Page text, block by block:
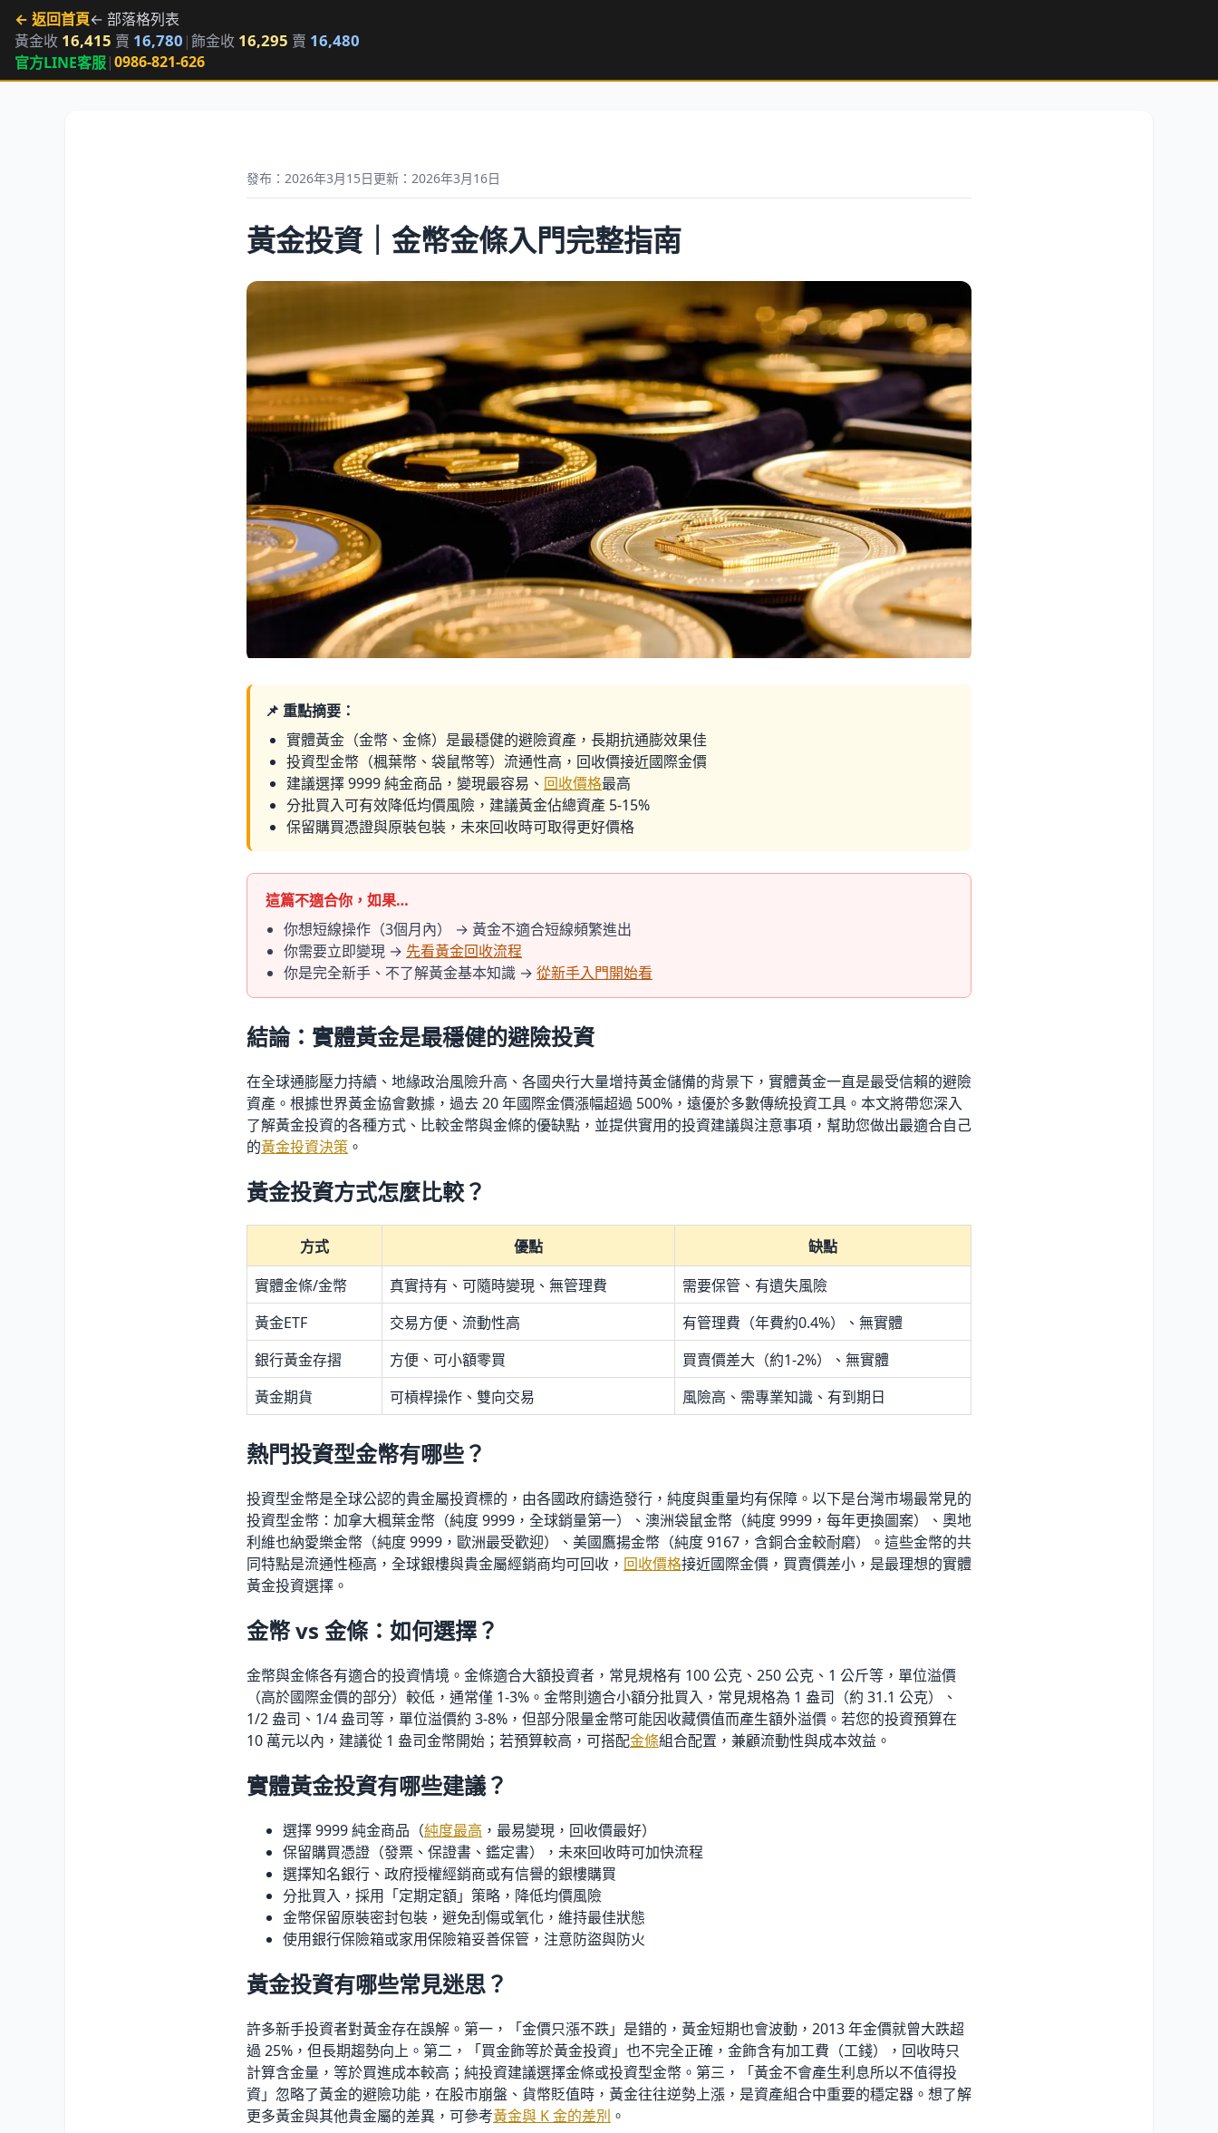
← 返回首頁← 部落格列表
黃金收 16,415 賣 16,780 |飾金收 16,295 賣 16,480
官方LINE客服|0986-821-626
發布：2026年3月15日更新：2026年3月16日
黃金投資｜金幣金條入門完整指南
📌 重點摘要：
實體黃金（金幣、金條）是最穩健的避險資產，長期抗通膨效果佳
投資型金幣（楓葉幣、袋鼠幣等）流通性高，回收價接近國際金價
建議選擇 9999 純金商品，變現最容易、 回收價格最高
分批買入可有效降低均價風險，建議黃金佔總資產 5-15%
保留購買憑證與原裝包裝，未來回收時可取得更好價格
這篇不適合你，如果…
你想短線操作（3個月內） → 黃金不適合短線頻繁進出
你需要立即變現 → 先看黃金回收流程
你是完全新手、不了解黃金基本知識 → 從新手入門開始看
結論：實體黃金是最穩健的避險投資
在全球通膨壓力持續、地緣政治風險升高、各國央行大量增持黃金儲備的背景下，實體黃金一直是最受信賴的避險
資產。根據世界黃金協會數據，過去 20 年國際金價漲幅超過 500% ，遠優於多數傳統投資工具。本文將帶您深入
了解黃金投資的各種方式、比較金幣與金條的優缺點，並提供實用的投資建議與注意事項，幫助您做出最適合自己
的黃金投資決策 。
黃金投資方式怎麼比較？
方式 優點
缺點
實體金條/金幣
真實持有、可隨時變現、無管理費
需要保管、有遺失風險
黃金ETF
交易方便、流動性高 有管理費（年費約0.4%）、無實體
銀行黃金存摺
方便、可小額零買 買賣價差大（約1-2%）、無實體
黃金期貨
可槓桿操作、雙向交易 風險高、需專業知識、有到期日
熱門投資型金幣有哪些？
投資型金幣是全球公認的貴金屬投資標的，由各國政府鑄造發行，純度與重量均有保障。以下是台灣市場最常見的
投資型金幣：加拿大楓葉金幣（純度 9999，全球銷量第一）、澳洲袋鼠金幣（純度 9999，每年更換圖案）、奧地
利維也納愛樂金幣（純度 9999，歐洲最受歡迎）、美國鷹揚金幣（純度 9167，含銅合金較耐磨）。這些金幣的共
同特點是流通性極高，全球銀樓與貴金屬經銷商均可回收， 回收價格接近國際金價，買賣價差小，是最理想的實體
黃金投資選擇。
金幣 vs 金條：如何選擇？
金幣與金條各有適合的投資情境。金條適合大額投資者，常見規格有 100 公克、250 公克、1 公斤等，單位溢價
（高於國際金價的部分）較低，通常僅 1-3% 。金幣則適合小額分批買入，常見規格為 1 盎司（約 31.1 公克）、
1/2 盎司、1/4 盎司等，單位溢價約 3-8% ，但部分限量金幣可能因收藏價值而產生額外溢價。若您的投資預算在
10 萬元以內，建議從 1 盎司金幣開始；若預算較高，可搭配金條組合配置，兼顧流動性與成本效益。
實體黃金投資有哪些建議？
選擇 9999 純金商品（純度最高 ，最易變現，回收價最好）
保留購買憑證（發票、保證書、鑑定書），未來回收時可加快流程
選擇知名銀行、政府授權經銷商或有信譽的銀樓購買
分批買入，採用「定期定額」策略，降低均價風險
金幣保留原裝密封包裝，避免刮傷或氧化，維持最佳狀態
使用銀行保險箱或家用保險箱妥善保管，注意防盜與防火
黃金投資有哪些常見迷思？
許多新手投資者對黃金存在誤解。第一，「金價只漲不跌」是錯的，黃金短期也會波動，2013 年金價就曾大跌超
過 25% ，但長期趨勢向上。第二，「買金飾等於黃金投資」也不完全正確，金飾含有加工費（工錢），回收時只
計算含金量，等於買進成本較高；純投資建議選擇金條或投資型金幣。第三，「黃金不會產生利息所以不值得投
資」忽略了黃金的避險功能，在股市崩盤、貨幣貶值時，黃金往往逆勢上漲，是資產組合中重要的穩定器。想了解
更多黃金與其他貴金屬的差異，可參考黃金與 K 金的差別 。